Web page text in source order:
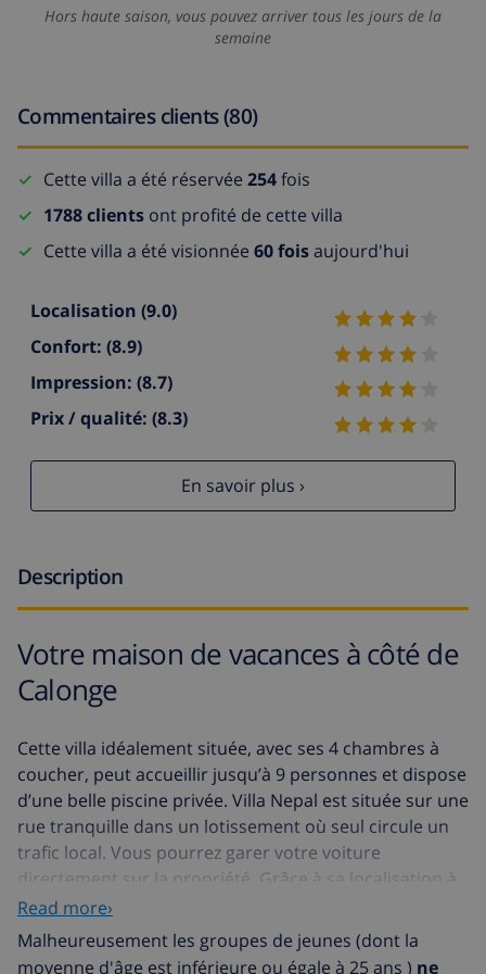
Hors haute saison, vous pouvez arriver tous les jours de la
semaine
Commentaires clients (80)
Cette villa a été réservée 254fois
1788 clients ont profité de cette villa
Cette villa a été visionnée 60 foisaujourd'hui
Localisation (9.0)
Confort: (8.9)
Impression: (8.7)
Prix / qualité: (8.3)
En savoir plus ›
Description
Votre maison de vacances à côté de
Calonge
Cette villa idéalement située, avec ses 4 chambres à
coucher, peut accueillir jusqu’à 9 personnes et dispose
d’une belle piscine privée. Villa Nepal est située sur une
rue tranquille dans un lotissement où seul circule un
trafic local. Vous pourrez garer votre voiture
directement sur la propriété. Grâce à sa localisation à
seulement 6500 mètres de la plage et son
environnement tranquille cette villa est parfaite pour
des familles avec enfants.
Read more›
Malheureusement les groupes de jeunes (dont la
moyenne d'âge est inférieure ou égale à 25 ans ) ne